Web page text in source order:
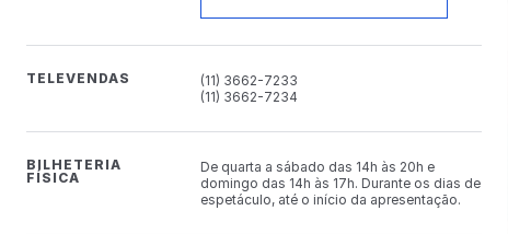
TELEVENDAS
(11) 3662-7233
(11) 3662-7234
BILHETERIA
FÍSICA
De quarta a sábado das 14h às 20h e
domingo das 14h às 17h. Durante os dias de
espetáculo, até o início da apresentação.